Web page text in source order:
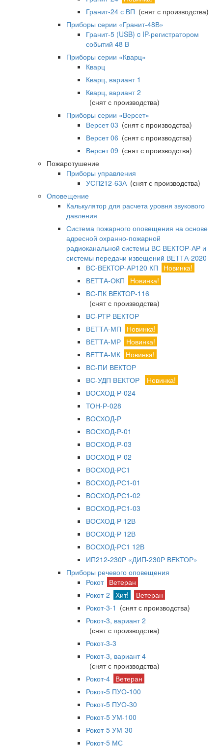
Гранит-24 с ВП (снят с производства)
Приборы серии «Гранит-48В»
Гранит-5 (USB) c IP-регистратором
событий 48 В
Приборы серии «Кварц»
Кварц
Кварц, вариант 1
Кварц, вариант 2
(снят с производства)
Приборы серии «Версет»
Версет 03 (снят с производства)
Версет 06 (снят с производства)
Версет 09 (снят с производства)
Пожаротушение
Приборы управления
УСП212-63А(снят с производства)
Оповещение
Калькулятор для расчета уровня звукового
давления
Система пожарного оповещения на основе
адресной охранно-пожарной
радиоканальной системы ВС ВЕКТОР-АР и
системы передачи извещений ВЕТТА-2020
ВС-ВЕКТОР-АР120 КП
Новинка!
ВЕТТА-ОКП
Новинка!
ВС-ПК ВЕКТОР-116
(снят с производства)
ВС-РТР ВЕКТОР
ВЕТТА-МП
Новинка!
ВЕТТА-МР Новинка!
ВЕТТА-МК Новинка!
ВС-ПИ ВЕКТОР
ВС-УДП ВЕКТОР
Новинка!
ВОСХОД-Р-024
ТОН-Р-028
ВОСХОД-Р
ВОСХОД-Р-01
ВОСХОД-Р-03
ВОСХОД-Р-02
ВОСХОД-РС1
ВОСХОД-РС1-01
ВОСХОД-РС1-02
ВОСХОД-РС1-03
ВОСХОД-Р 12В
ВОСХОД-Р 12В
ВОСХОД-РС1 12В
ИП212-230Р «ДИП-230Р ВЕКТОР»
Приборы речевого оповещения
Рокот Ветеран
Рокот-2 Хит!
Ветеран
Рокот-3-1 (снят с производства)
Рокот-3, вариант 2
(снят с производства)
Рокот-3-3
Рокот-3, вариант 4
(снят с производства)
Рокот-4 Ветеран
Рокот-5 ПУО-100
Рокот-5 ПУО-30
Рокот-5 УМ-100
Рокот-5 УМ-30
Рокот-5 МС